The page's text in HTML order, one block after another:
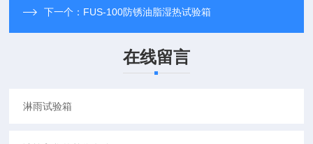
下一个： FUS-100防锈油脂湿热试验箱
在线留言